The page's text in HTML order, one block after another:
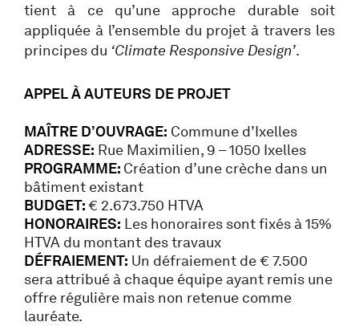
tient à ce qu’une approche durable soit
appliquée à l’ensemble du projet à travers les
principes du ‘Climate Responsive Design’.
APPEL À AUTEURS DE PROJET
MAÎTRE D’OUVRAGE: Commune d’Ixelles
ADRESSE: Rue Maximilien, 9 – 1050 Ixelles
PROGRAMME: Création d’une crèche dans un
bâtiment existant
BUDGET:€ 2.673.750 HTVA
HONORAIRES: Les honoraires sont fixés à 15%
HTVA du montant des travaux
DÉFRAIEMENT: Un défraiement de € 7.500
sera attribué à chaque équipe ayant remis une
offre régulière mais non retenue comme
lauréate.